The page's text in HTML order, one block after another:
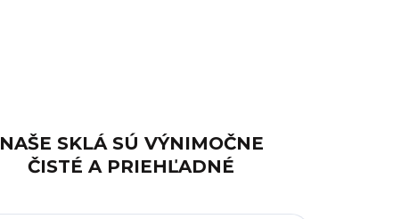
NAŠE SKLÁ SÚ VÝNIMOČNE
ČISTÉ A PRIEHĽADNÉ